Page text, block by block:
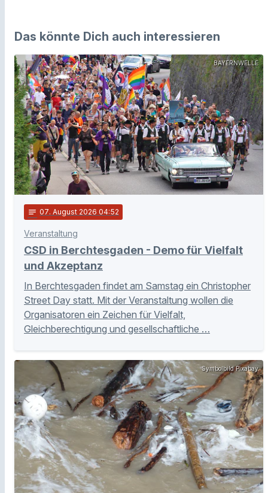
Das könnte Dich auch interessieren
BAYERNWELLE
notes 07. August 2026 04:52
Veranstaltung
CSD in Berchtesgaden - Demo für Vielfalt
und Akzeptanz
In Berchtesgaden findet am Samstag ein Christopher
Street Day statt. Mit der Veranstaltung wollen die
Organisatoren ein Zeichen für Vielfalt,
Gleichberechtigung und gesellschaftliche …
Symbolbild Pixabay